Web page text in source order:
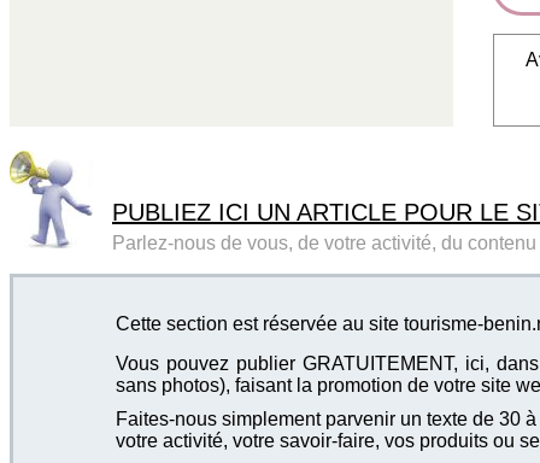
PUBLIEZ ICI UN ARTICLE POUR LE
Parlez-nous de vous, de votre activité, du
Cette section est réservée au site tourisme-
Vous pouvez publier GRATUITEMENT, ici,
sans photos), faisant la promotion de votre site
Faites-nous simplement parvenir un texte de 30
votre activité, votre savoir-faire, vos produits ou